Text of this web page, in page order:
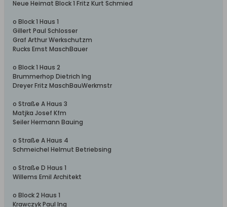
Neue Heimat Block 1 Fritz Kurt Schmied
o Block 1 Haus 1
Gillert Paul Schlosser
Graf Arthur Werkschutzm
Rucks Ernst MaschBauer
o Block 1 Haus 2
Brummerhop Dietrich Ing
Dreyer Fritz MaschBauWerkmstr
o Straße A Haus 3
Matjka Josef Kfm
Seiler Hermann Bauing
o Straße A Haus 4
Schmeichel Helmut Betriebsing
o Straße D Haus 1
Willems Emil Architekt
o Block 2 Haus 1
Krawczyk Paul Ing